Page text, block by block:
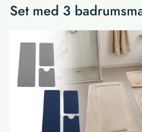
Set med 3